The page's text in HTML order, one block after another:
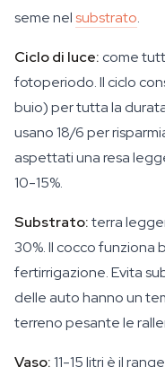
seme nelsubstrato.
Ciclo di luce: come
fotoperiodo. Il ciclo
buio) per tutta la
usano 18/6 per
aspettati una resa
10-15%.
Substrato:terra
30%. Il cocco funziona
fertirrigazione. Evita
delle auto hanno un
terreno pesante le
Vaso:11-15 litri è il